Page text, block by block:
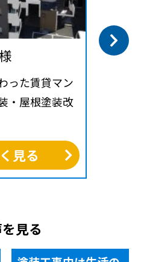
った賃貸マン
・屋根塗装改
見る
見る